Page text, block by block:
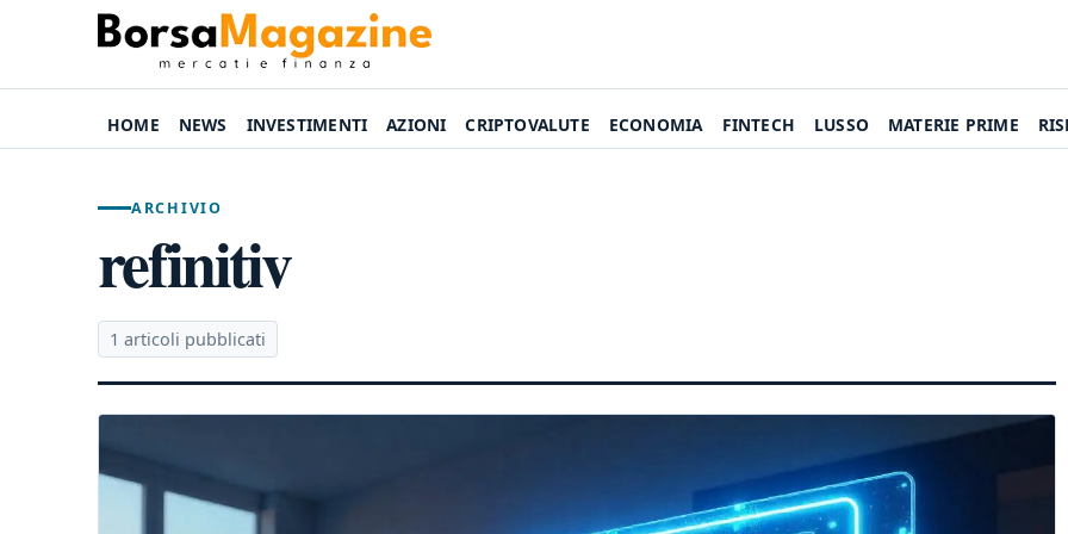
HOME NEWS INVESTIMENTI AZIONI CRIPTOVALUTE ECONOMIA FINTECH LUSSO MATERIE PRIME
ARCHIVIO
refinitiv
1 articoli pubblicati